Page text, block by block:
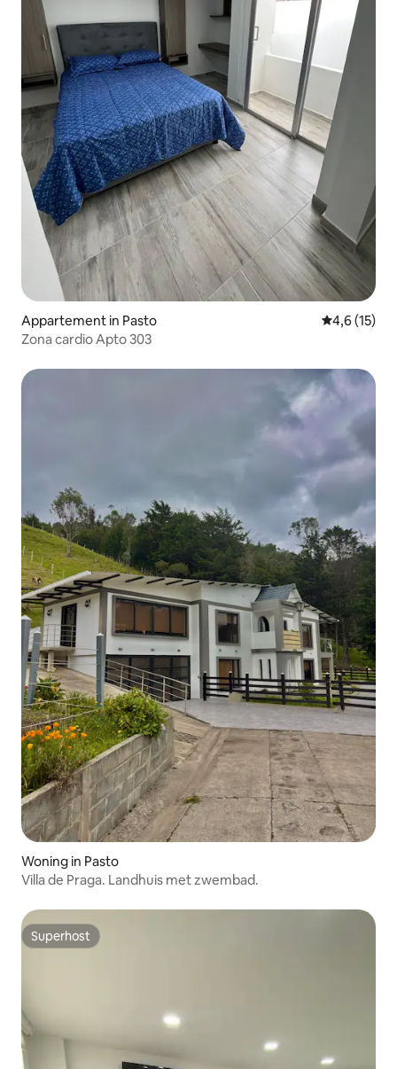
Appartement in Pasto
4,6 (15)
Zona cardio Apto 303
Woning in Pasto
Villa de Praga. Landhuis met zwembad.
Superhost
Superhost